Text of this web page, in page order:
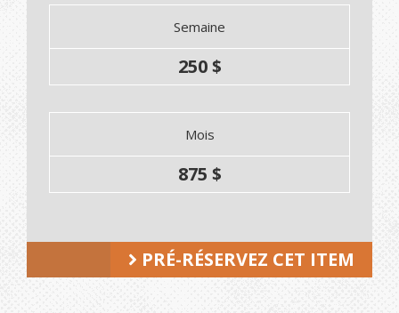
Semaine
250 $
Mois
875 $
PRÉ-RÉSERVEZ CET ITEM